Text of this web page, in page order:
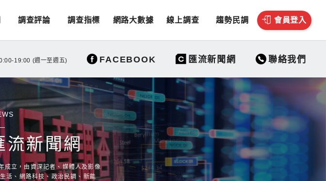
調查評論 調查指標 網路大數據 線上調查 趨勢民調 會員登入
19:00 (週一至週五) FACEBOOK 匯流新聞網 聯絡我們
流新聞網
成立，由資深記者、媒體人及影像
活、網路科技、政治民調、新能